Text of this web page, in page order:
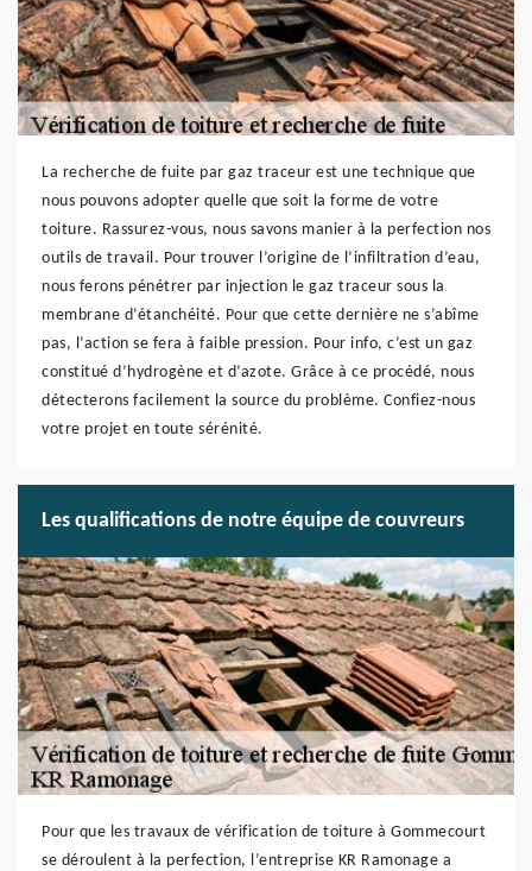
La recherche de fuite par gaz traceur est une technique que
nous pouvons adopter quelle que soit la forme de votre
toiture. Rassurez-vous, nous savons manier à la perfection nos
outils de travail. Pour trouver l’origine de l’infiltration d’eau,
nous ferons pénétrer par injection le gaz traceur sous la
membrane d’étanchéité. Pour que cette dernière ne s’abîme
pas, l’action se fera à faible pression. Pour info, c’est un gaz
constitué d’hydrogène et d’azote. Grâce à ce procédé, nous
détecterons facilement la source du problème. Confiez-nous
votre projet en toute sérénité.
Les qualifications de notre équipe de couvreurs
Pour que les travaux de vérification de toiture à Gommecourt
se déroulent à la perfection, l’entreprise KR Ramonage a